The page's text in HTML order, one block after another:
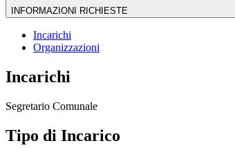
INFORMAZIONI RICHIESTE
Incarichi
Organizzazioni
Incarichi
Segretario Comunale
Tipo di Incarico